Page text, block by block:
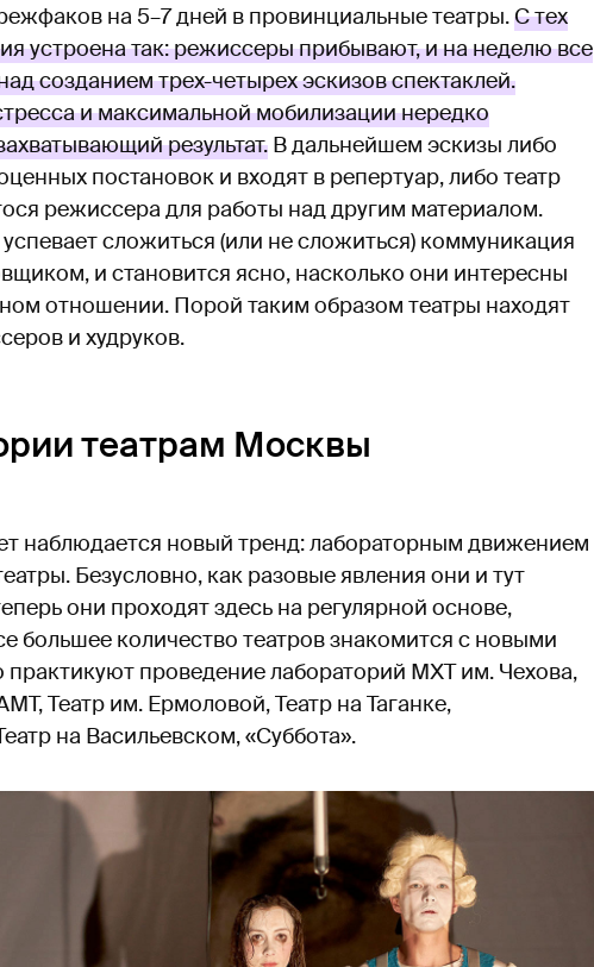
на 5–7 дней в провинциальные театры.С тех
устроена так: режиссеры прибывают, и на неделю все
созданием трех-четырех эскизов спектаклей.
и максимальной мобилизации нередко
результат. В дальнейшем эскизы либо
постановок и входят в репертуар, либо театр
режиссера для работы над другим материалом.
сложиться (или не сложиться) коммуникация
и становится ясно, насколько они интересны
отношении. Порой таким образом театры находят
и худруков.
театрам Москвы
наблюдается новый тренд: лабораторным движением
Безусловно, как разовые явления они и тут
они проходят здесь на регулярной основе,
большее количество театров знакомится с новыми
проведение лабораторий МХТ им. Чехова,
Театр им. Ермоловой, Театр на Таганке,
на Васильевском, «Суббота».